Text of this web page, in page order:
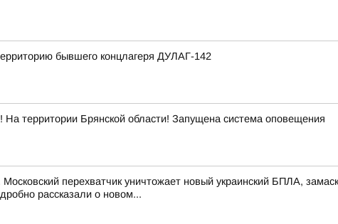
бывшего концлагеря ДУЛАГ-142
территории Брянской области! Запущена система оповещения
перехватчик уничтожает новый украинский БПЛА,
рассказали о новом...